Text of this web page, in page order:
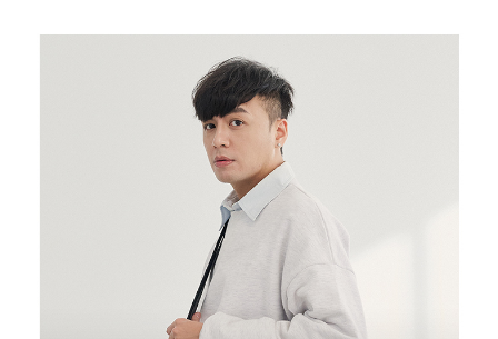
購買商品的店家。未經商家同意取消之訂單仍視為有效，需透過AFTEE先享
※ 交易是否成功請以「AFTEE先享後付 」之結帳頁面顯示為準，若有關於
是否繳費成功／繳費後需取消欲退款等相關疑問，請聯繫「AFTEE先享後付
https://netprotections.freshdesk.com/support/home
１．透過由恩沛科技股份有限公司提供之「AFTEE先享後付」服務完成之交
易，需依本服務之必要範圍內提供個人資料，並將交易相關給付款項請求債
權轉讓予恩沛科技股份有限公司。
２．關於個人資料處理事宜，請瀏覽以下網址：
https://aftee.tw/terms/#terms3
３．未成年的使用者請事先徵得法定代理人或監護人之同意方可使用
「AFTEE先享後付」，若未經同意申辦者引起之損失，本公司不負相關責
每筆NT$100，滿NT$699(含以上)免運費
每筆NT$100，滿NT$699(含以上)免運費
每筆NT$100，滿NT$699(含以上)免運費